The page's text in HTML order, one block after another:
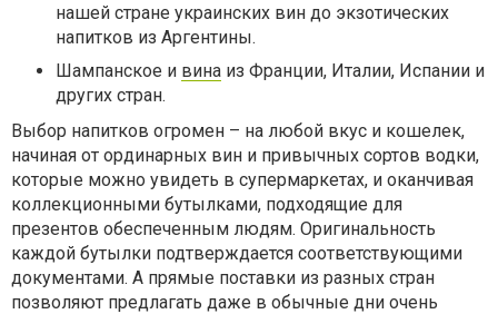
нашей стране украинских вин до экзотических
напитков из Аргентины.
Шампанское и вина из Франции, Италии, Испании и
других стран.
Выбор напитков огромен – на любой вкус и кошелек,
начиная от ординарных вин и привычных сортов водки,
которые можно увидеть в супермаркетах, и оканчивая
коллекционными бутылками, подходящие для
презентов обеспеченным людям. Оригинальность
каждой бутылки подтверждается соответствующими
документами. А прямые поставки из разных стран
позволяют предлагать даже в обычные дни очень